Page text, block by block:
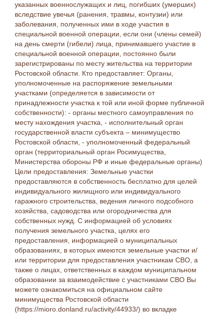
указанных военнослужащих и лиц, погибших (умерших)
вследствие увечья (ранения, травмы, контузии) или
заболевания, полученных ими в ходе участия в
специальной военной операции, если они (члены семей)
на день смерти (гибели) лица, принимавшего участие в
специальной военной операции, постоянно были
зарегистрированы по месту жительства на территории
Ростовской области. Кто предоставляет: Органы,
уполномоченные на распоряжение земельными
участками (определяется в зависимости от
принадлежности участка к той или иной форме публичной
собственности): - органы местного самоуправления по
месту нахождения участка, - исполнительный орган
государственной власти субъекта – минимущество
Ростовской области, - уполномоченный федеральный
орган (территориальный орган Росимущества,
Министерства обороны РФ и иные федеральные органы)
Цели предоставления: Земельные участки
предоставляются в собственность бесплатно для целей
индивидуального жилищного или индивидуального
гаражного строительства, ведения личного подсобного
хозяйства, садоводства или огородничества для
собственных нужд. С информацией об условиях
получения земельного участка, целях его
предоставления, информацией о муниципальных
образованиях, в которых имеются земельные участки и/
или территории для предоставления участникам СВО, а
также о лицах, ответственных в каждом муниципальном
образовании за взаимодействие с участниками СВО Вы
можете ознакомиться на официальном сайте
минимущества Ростовской области
(https://mioro.donland.ru/activity/44933/) во вкладке